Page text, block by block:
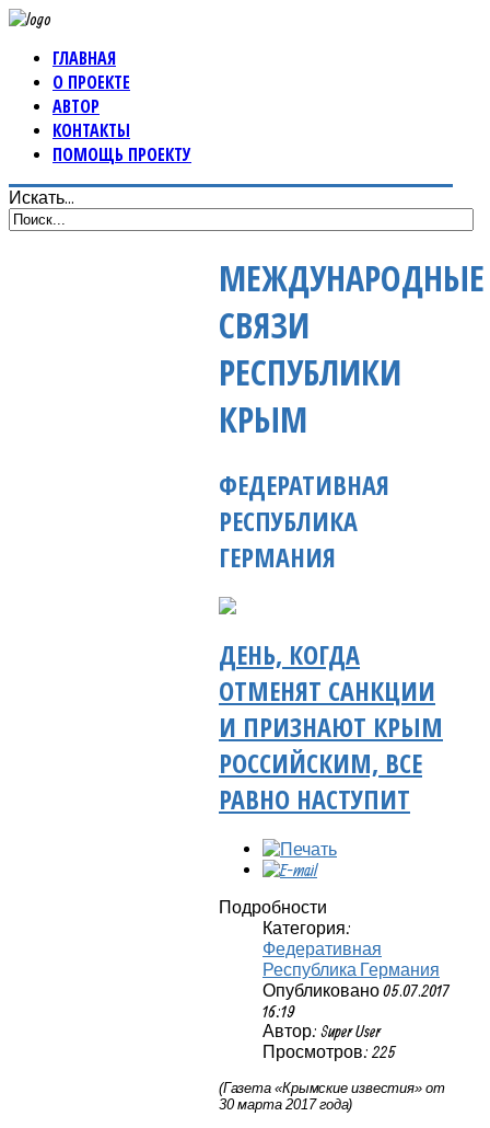
ГЛАВНАЯ
О ПРОЕКТЕ
АВТОР
КОНТАКТЫ
ПОМОЩЬ ПРОЕКТУ
Искать...
МЕЖДУНАРОДНЫЕ
СВЯЗИ
РЕСПУБЛИКИ
КРЫМ
ФЕДЕРАТИВНАЯ
РЕСПУБЛИКА
ГЕРМАНИЯ
ДЕНЬ, КОГДА
ОТМЕНЯТ САНКЦИИ
И ПРИЗНАЮТ КРЫМ
РОССИЙСКИМ, ВСЕ
РАВНО НАСТУПИТ
Подробности
Категория:
Федеративная
Республика Германия
Опубликовано 05.07.2017
16:19
Автор: Super User
Просмотров: 225
(Газета «Крымские известия» от
30 марта 2017 года)